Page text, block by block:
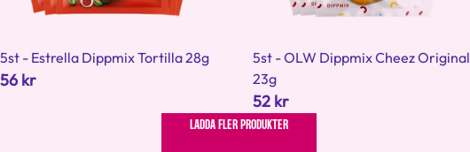
5st - Estrella Dippmix Tortilla 28g
56 kr
5st - OLW Dippmix Cheez Original
23g
52 kr
LADDA FLER PRODUKTER